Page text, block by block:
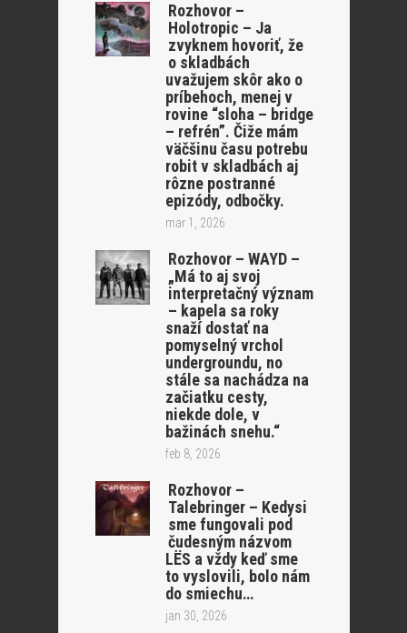
Rozhovor –
Holotropic – Ja
zvyknem hovoriť, že
o skladbách
uvažujem skôr ako o
príbehoch, menej v
rovine “sloha – bridge
– refrén”. Čiže mám
väčšinu času potrebu
robit v skladbách aj
rôzne postranné
epizódy, odbočky.
mar 1, 2026
Rozhovor – WAYD –
„Má to aj svoj
interpretačný význam
– kapela sa roky
snaží dostať na
pomyselný vrchol
undergroundu, no
stále sa nachádza na
začiatku cesty,
niekde dole, v
bažinách snehu.“
feb 8, 2026
Rozhovor –
Talebringer – Kedysi
sme fungovali pod
čudesným názvom
LËS a vždy keď sme
to vyslovili, bolo nám
do smiechu…
jan 30, 2026